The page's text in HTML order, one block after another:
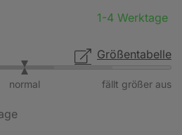
1-4 Werktage
Größentabelle
fällt größer aus
normal